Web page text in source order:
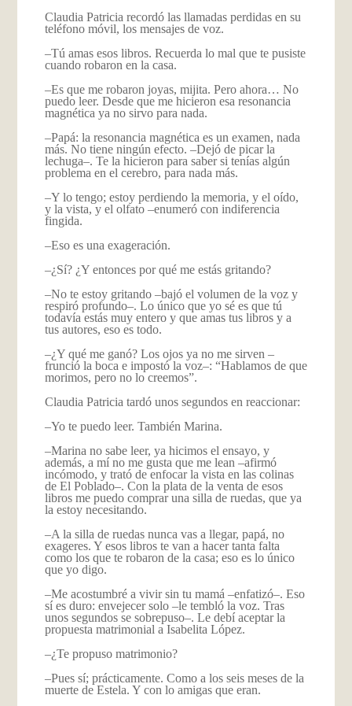
Claudia Patricia recordó las llamadas perdidas en su
teléfono móvil, los mensajes de voz.
–Tú amas esos libros. Recuerda lo mal que te pusiste
cuando robaron en la casa.
–Es que me robaron joyas, mijita. Pero ahora… No
puedo leer. Desde que me hicieron esa resonancia
magnética ya no sirvo para nada.
–Papá: la resonancia magnética es un examen, nada
más. No tiene ningún efecto. –Dejó de picar la
lechuga–. Te la hicieron para saber si tenías algún
problema en el cerebro, para nada más.
–Y lo tengo; estoy perdiendo la memoria, y el oído,
y la vista, y el olfato –enumeró con indiferencia
fingida.
–Eso es una exageración.
–¿Sí? ¿Y entonces por qué me estás gritando?
–No te estoy gritando –bajó el volumen de la voz y
respiró profundo–. Lo único que yo sé es que tú
todavía estás muy entero y que amas tus libros y a
tus autores, eso es todo.
–¿Y qué me ganó? Los ojos ya no me sirven –
frunció la boca e impostó la voz–: “Hablamos de que
morimos, pero no lo creemos”.
Claudia Patricia tardó unos segundos en reaccionar:
–Yo te puedo leer. También Marina.
–Marina no sabe leer, ya hicimos el ensayo, y
además, a mí no me gusta que me lean –afirmó
incómodo, y trató de enfocar la vista en las colinas
de El Poblado–. Con la plata de la venta de esos
libros me puedo comprar una silla de ruedas, que ya
la estoy necesitando.
–A la silla de ruedas nunca vas a llegar, papá, no
exageres. Y esos libros te van a hacer tanta falta
como los que te robaron de la casa; eso es lo único
que yo digo.
–Me acostumbré a vivir sin tu mamá –enfatizó–. Eso
sí es duro: envejecer solo –le tembló la voz. Tras
unos segundos se sobrepuso–. Le debí aceptar la
propuesta matrimonial a Isabelita López.
–¿Te propuso matrimonio?
–Pues sí; prácticamente. Como a los seis meses de la
muerte de Estela. Y con lo amigas que eran.